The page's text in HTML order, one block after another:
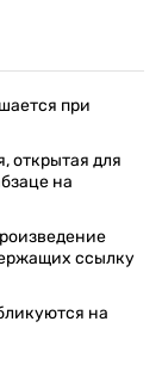
при
открытая для
на
ссылку
на